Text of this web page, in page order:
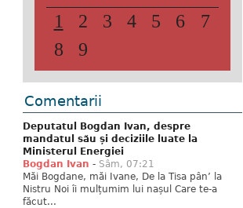
1 2 3 4 5 6
7
8
9
Comentarii
Deputatul Bogdan Ivan, despre
mandatul său și deciziile luate la
Ministerul Energiei
Bogdan Ivan - Sâm, 07:21
Măi Bogdane, măi Ivane, De la Tisa pân’ la
Nistru Noi îi mulțumim lui nașul Care te-a
făcut...